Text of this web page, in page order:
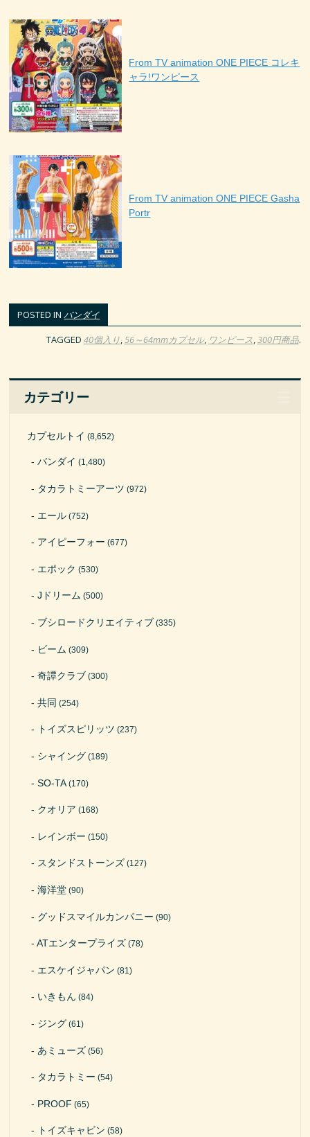
From TV animation ONE PIECE コレキ
ャラ!ワンピース
From TV animation ONE PIECE Gasha
Portr
POSTED INバンダイ
TAGGED 40個入り,56～64mmカプセル, ワンピース,300円商品.
カテゴリー
カプセルトイ (8,652)
バンダイ (1,480)
タカラトミーアーツ (972)
エール (752)
アイピーフォー (677)
エポック (530)
Jドリーム (500)
ブシロードクリエイティブ (335)
ビーム (309)
奇譚クラブ (300)
共同 (254)
トイズスピリッツ (237)
シャイング (189)
SO-TA (170)
クオリア (168)
レインボー (150)
スタンドストーンズ (127)
海洋堂 (90)
グッドスマイルカンパニー (90)
ATエンタープライズ (78)
エスケイジャパン (81)
いきもん (84)
ジング (61)
あミューズ (56)
タカラトミー (54)
PROOF (65)
トイズキャビン (58)